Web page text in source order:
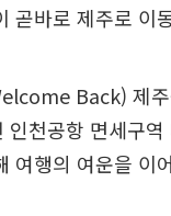
곧바로 제주로 이
Back) 제
천공항 면세구
여행의 여운을 이